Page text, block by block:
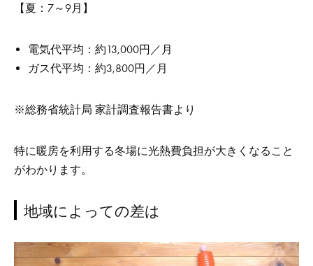
【夏：7～9月】
電気代平均：約13,000円／月
ガス代平均：約3,800円／月
※総務省統計局 家計調査報告書より
特に暖房を利用する冬場に光熱費負担が大きくなること
がわかります。
地域によっての差は